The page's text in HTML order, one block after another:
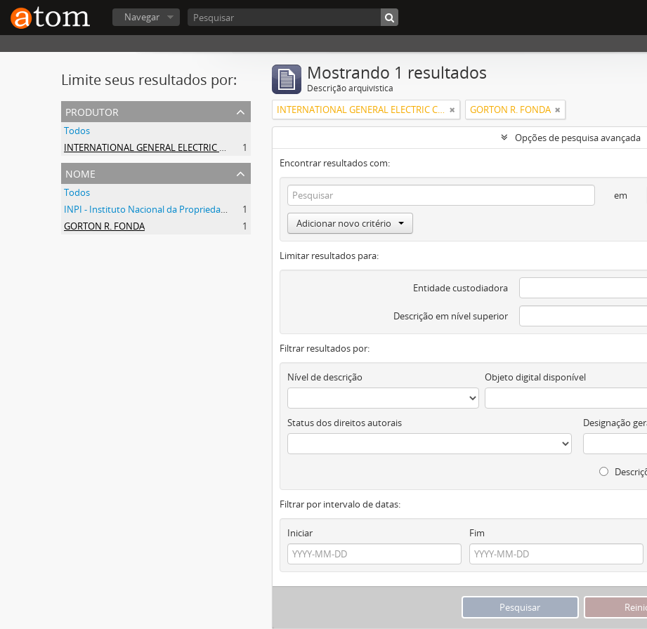
Navegar
Limite seus resultados por:
produtor
Todos
INTERNATIONAL GENERAL ELECTRIC COMPANY, INCORPORATED
1
nome
Todos
INPI - Instituto Nacional da Propriedade Industrial
1
GORTON R. FONDA
1
Mostrando 1 resultados
Descrição arquivística
INTERNATIONAL GENERAL ELECTRIC COMPANY, INCORPORATED GORTON R. FONDA
Opções de pesquisa avançada
Encontrar resultados com:
em
Adicionar novo critério
Limitar resultados para:
Entidade custodiadora
Descrição em nível superior
Filtrar resultados por:
Nível de descrição Objeto digital disponível
Status dos direitos autorais Designação
Filtrar por intervalo de datas:
Iniciar
Fim